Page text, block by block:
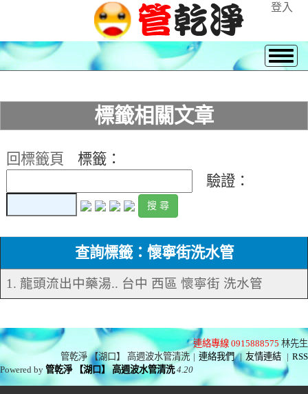
登入
標籤相關文章
回標籤頁
標籤：
驗證：
查詢標籤：懷寧街洗水管
1. 龍頭流出中藥湯.. 台中 西區 懷寧街 洗水管
連絡專線 0915888575 林先生
管乾淨 【湖口】 高週波水管清洗 | 連絡我們 | 友情連結 | RSS
Powered by管乾淨 【湖口】 高週波水管清洗 4.20